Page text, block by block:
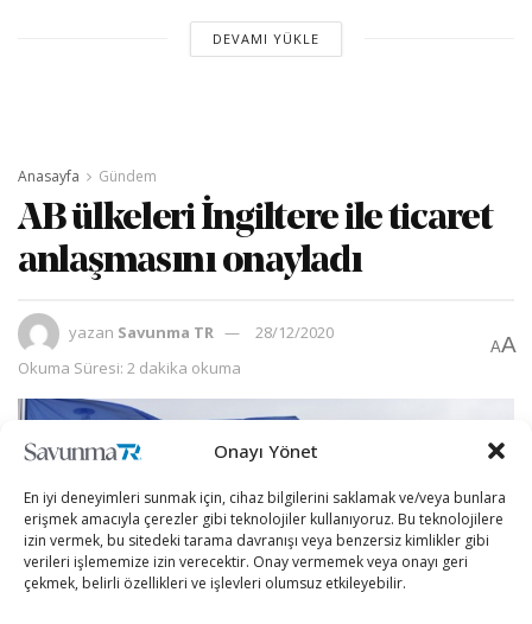
Onayı Yönet
En iyi deneyimleri sunmak için, cihaz bilgilerini saklamak ve/veya bunlara
erişmek amacıyla çerezler gibi teknolojiler kullanıyoruz. Bu teknolojilere
izin vermek, bu sitedeki tarama davranışı veya benzersiz kimlikler gibi
verileri işlememize izin verecektir. Onay vermemek veya onayı geri
çekmek, belirli özellikleri ve işlevleri olumsuz etkileyebilir.
DEVAMI YÜKLE
Anasayfa Gündem
AB ülkeleri İngiltere ile ticaret
anlaşmasını onayladı
yazan Savunma TR
28/12/2020
Okuma Süresi: 2 dakika okuma
AA